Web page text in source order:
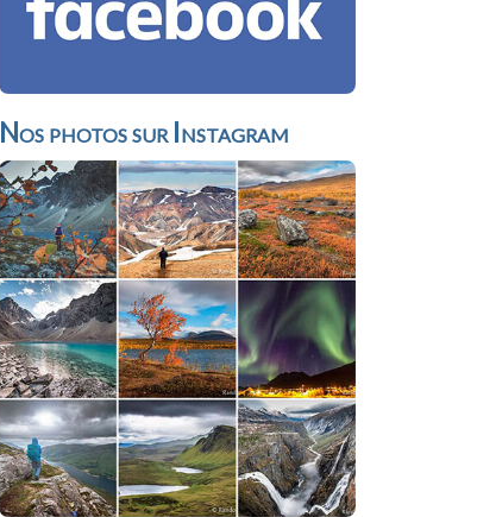
Nos photos sur Instagram